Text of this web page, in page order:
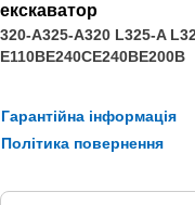
екскаватор
320-A325-A320 L325-A L
E110BE240CE240BE200B
Гарантійна інформація
Політика повернення